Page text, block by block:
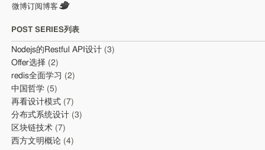
微博订阅博客
POST SERIES列表
Nodejs的Restful API设计 (3)
Offer选择 (2)
redis全面学习 (2)
中国哲学 (5)
再看设计模式 (7)
分布式系统设计 (3)
区块链技术 (7)
西方文明概论 (4)